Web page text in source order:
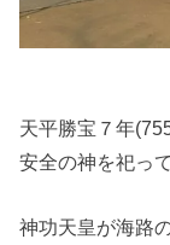
天平勝宝７年
安全の神を祀っ
神功天皇が海路